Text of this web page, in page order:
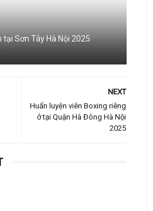
Sơn Tây Hà Nội 2025
NEXT
Huấn luyện viên Boxing riêng
ở tại Quận Hà Đông Hà Nội
2025